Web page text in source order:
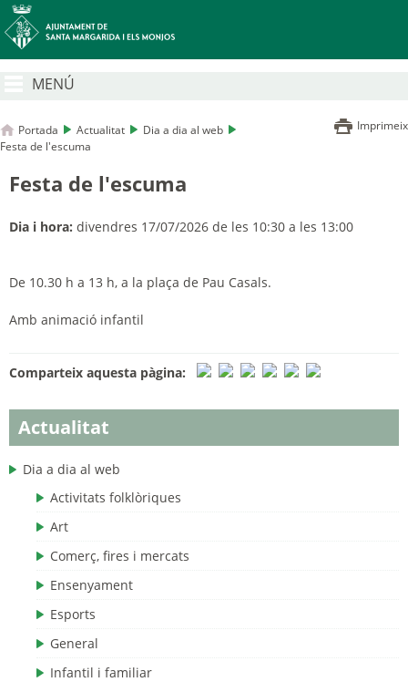
MENÚ
Portada Actualitat
Dia a dia al web
Festa de l'escuma
Imprimeix
Actualitat
Dia a dia al web
Activitats folklòriques
Art
Comerç, fires i mercats
Ensenyament
Esports
General
Infantil i familiar
Festa de l'escuma
Dia i hora: divendres 17/07/2026 de les 10:30 a les 13:00
De 10.30 h a 13 h, a la plaça de Pau Casals.
Amb animació infantil
Comparteix aquesta pàgina: